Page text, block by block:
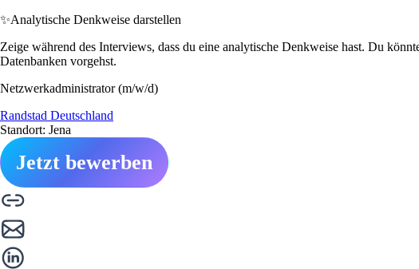
✨Analytische Denkweise darstellen
Zeige während des Interviews, dass du eine analytische Denkweise hast. Du
Datenbanken vorgehst.
Netzwerkadministrator (m/w/d)
Randstad Deutschland
Standort: Jena
Jetzt bewerben